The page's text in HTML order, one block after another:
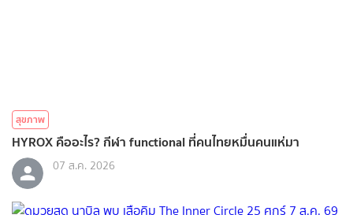
สุขภาพ
HYROX คืออะไร? กีฬา functional ที่คนไทยหมื่นคนแห่มา
07 ส.ค. 2026